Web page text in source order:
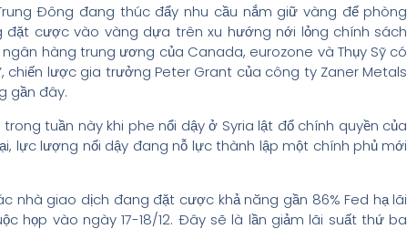
Đông đang thúc đẩy nhu cầu nắm giữ vàng để phòng
đặt cược vào vàng dựa trên xu hướng nới lỏng chính sách
hàng trung ương của Canada, eurozone và Thụy Sỹ có
chiến lược gia trưởng Peter Grant của công ty Zaner Metals
gần đây.
tuần này khi phe nổi dậy ở Syria lật đổ chính quyền của
lực lượng nổi dậy đang nỗ lực thành lập một chính phủ mới
nhà giao dịch đang đặt cược khả năng gần 86% Fed hạ lãi
họp vào ngày 17-18/12. Đây sẽ là lần giảm lãi suất thứ ba